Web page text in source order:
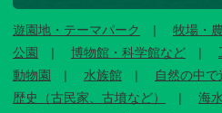
遊園地・テーマパーク 牧場・
公園
博物館・科学館など
動物園
水族館 自然の中で
歴史（古民家、古墳など）
海